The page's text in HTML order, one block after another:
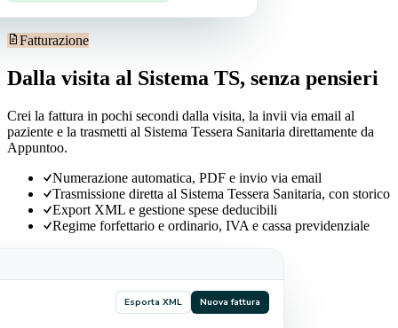
Fatturazione
Dalla visita al Sistema TS, senza pensieri
Crei la fattura in pochi secondi dalla visita, la invii via email al
paziente e la trasmetti al Sistema Tessera Sanitaria direttamente da
Appuntoo.
Numerazione automatica, PDF e invio via email
Trasmissione diretta al Sistema Tessera Sanitaria, con storico
Export XML e gestione spese deducibili
Regime forfettario e ordinario, IVA e cassa previdenziale
Esporta XML Nuova fattura